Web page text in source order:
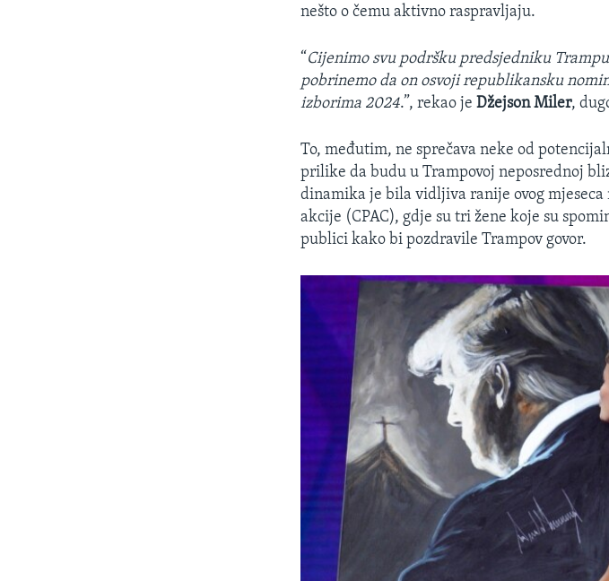
nešto o čemu aktivno raspravljaju.
“Cijenimo svu podršku predsjedniku
pobrinemo da on osvoji republikansku
izborima 2024.”, rekao jeDžejson Miler,
To, međutim, ne sprečava neke od
prilike da budu u Trampovoj neposrednoj
dinamika je bila vidljiva ranije ovog
akcije (CPAC), gdje su tri žene koje su
publici kako bi pozdravile Trampov govor.